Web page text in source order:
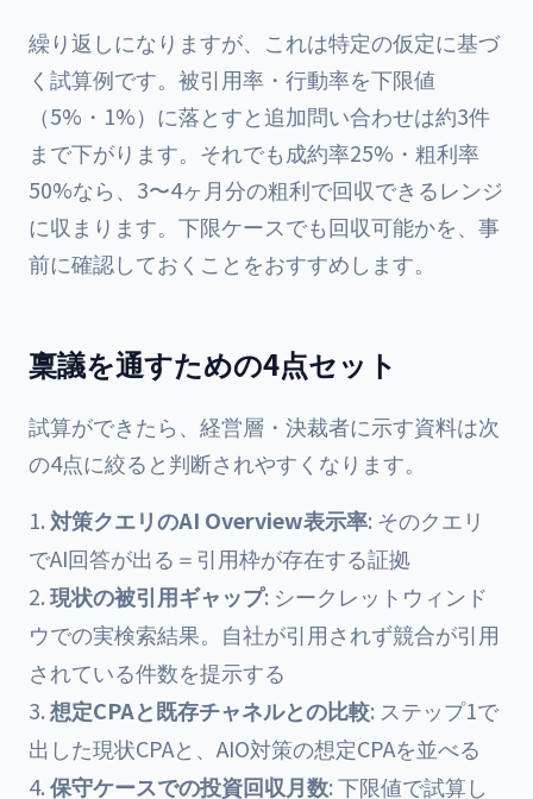
繰り返しになりますが、これは特定の仮定に基づ
く試算例です。被引用率・行動率を下限値
（5%・1%）に落とすと追加問い合わせは約3件
まで下がります。それでも成約率25%・粗利率
50%なら、3〜4ヶ月分の粗利で回収できるレンジ
に収まります。下限ケースでも回収可能かを、事
前に確認しておくことをおすすめします。
稟議を通すための4点セット
試算ができたら、経営層・決裁者に示す資料は次
の4点に絞ると判断されやすくなります。
対策クエリのAI Overview表示率: そのクエリ
でAI回答が出る＝引用枠が存在する証拠
現状の被引用ギャップ: シークレットウィンド
ウでの実検索結果。自社が引用されず競合が引用
されている件数を提示する
想定CPAと既存チャネルとの比較: ステップ1で
出した現状CPAと、AIO対策の想定CPAを並べる
保守ケースでの投資回収月数: 下限値で試算し